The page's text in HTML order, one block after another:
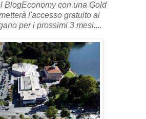
BlogEconomy con una Gold
l'accesso gratuito ai
per i prossimi 3 mesi....